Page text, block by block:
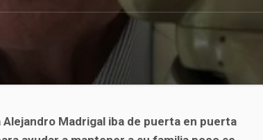
Madrigal iba de puerta en puerta